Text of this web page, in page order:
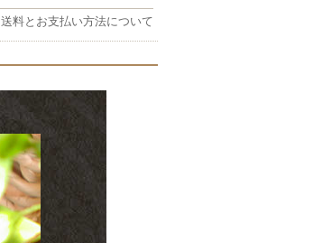
送料とお支払い方法について